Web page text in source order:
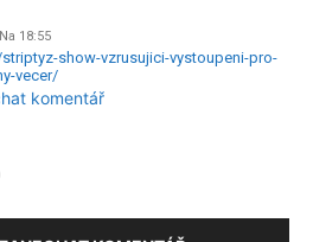
18:55
show-vzrusujici-vystoupeni-pro-
vecer/
komentář